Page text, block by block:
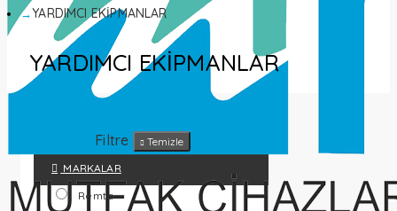
YARDIMCI EKİPMANLAR
YARDIMCI EKİPMANLAR
Filtre
Temizle
MARKALAR
Remta